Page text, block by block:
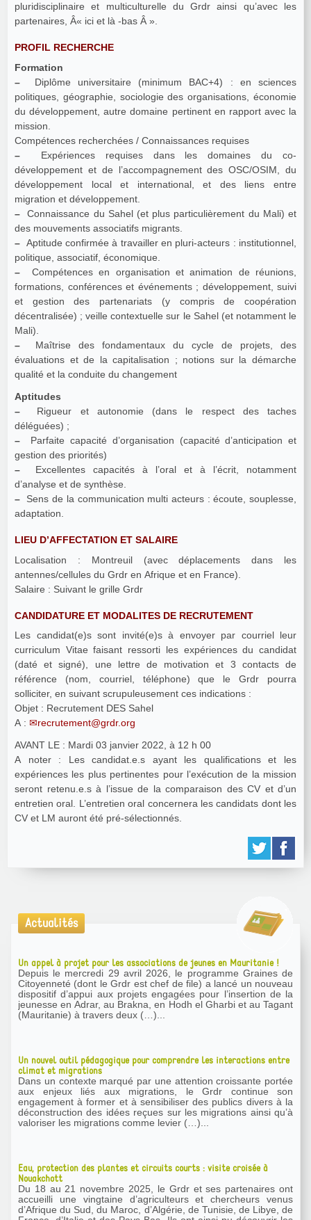
pluridisciplinaire et multiculturelle du Grdr ainsi qu’avec les
partenaires, Â« ici et là -bas Â ».
PROFIL RECHERCHE
Formation
– Diplôme universitaire (minimum BAC+4) : en sciences
politiques, géographie, sociologie des organisations, économie
du développement, autre domaine pertinent en rapport avec la
mission.
Compétences recherchées / Connaissances requises
– Expériences requises dans les domaines du co-
développement et de l’accompagnement des OSC/OSIM, du
développement local et international, et des liens entre
migration et développement.
– Connaissance du Sahel (et plus particulièrement du Mali) et
des mouvements associatifs migrants.
– Aptitude confirmée à travailler en pluri-acteurs : institutionnel,
politique, associatif, économique.
– Compétences en organisation et animation de réunions,
formations, conférences et événements ; développement, suivi
et gestion des partenariats (y compris de coopération
décentralisée) ; veille contextuelle sur le Sahel (et notamment le
Mali).
– Maîtrise des fondamentaux du cycle de projets, des
évaluations et de la capitalisation ; notions sur la démarche
qualité et la conduite du changement
Aptitudes
– Rigueur et autonomie (dans le respect des taches
déléguées) ;
– Parfaite capacité d’organisation (capacité d’anticipation et
gestion des priorités)
– Excellentes capacités à l’oral et à l’écrit, notamment
d’analyse et de synthèse.
– Sens de la communication multi acteurs : écoute, souplesse,
adaptation.
LIEU D’AFFECTATION ET SALAIRE
Localisation : Montreuil (avec déplacements dans les
antennes/cellules du Grdr en Afrique et en France).
Salaire : Suivant le grille Grdr
CANDIDATURE ET MODALITES DE RECRUTEMENT
Les candidat(e)s sont invité(e)s à envoyer par courriel leur
curriculum Vitae faisant ressorti les expériences du candidat
(daté et signé), une lettre de motivation et 3 contacts de
référence (nom, courriel, téléphone) que le Grdr pourra
solliciter, en suivant scrupuleusement ces indications :
Objet : Recrutement DES Sahel
A :
recrutement@grdr.org
AVANT LE : Mardi 03 janvier 2022, à 12 h 00
A noter : Les candidat.e.s ayant les qualifications et les
expériences les plus pertinentes pour l’exécution de la mission
seront retenu.e.s à l’issue de la comparaison des CV et d’un
entretien oral. L’entretien oral concernera les candidats dont les
CV et LM auront été pré-sélectionnés.
Actualités
Un appel à projet pour les associations de jeunes en Mauritanie !
Depuis le mercredi 29 avril 2026, le programme Graines de
Citoyenneté (dont le Grdr est chef de file) a lancé un nouveau
dispositif d’appui aux projets engagées pour l’insertion de la
jeunesse en Adrar, au Brakna, en Hodh el Gharbi et au Tagant
(Mauritanie) à travers deux (…)...
Un nouvel outil pédagogique pour comprendre les interactions entre
climat et migrations
Dans un contexte marqué par une attention croissante portée
aux enjeux liés aux migrations, le Grdr continue son
engagement à former et à sensibiliser des publics divers à la
déconstruction des idées reçues sur les migrations ainsi qu’à
valoriser les migrations comme levier (…)...
Eau, protection des plantes et circuits courts : visite croisée à
Nouakchott
Du 18 au 21 novembre 2025, le Grdr et ses partenaires ont
accueilli une vingtaine d’agriculteurs et chercheurs venus
d’Afrique du Sud, du Maroc, d’Algérie, de Tunisie, de Libye, de